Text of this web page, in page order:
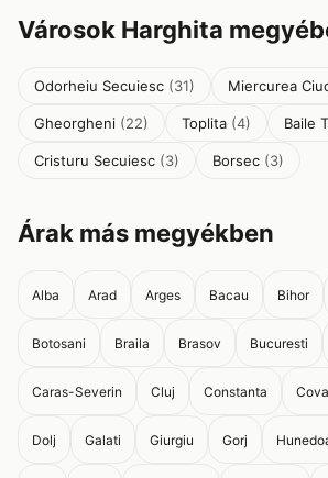
Városok Harghita
Odorheiu Secuiesc (31) Miercurea
Gheorgheni (22) Toplita (4) Baile
Cristuru Secuiesc (3) Borsec (3)
Árak más megyékben
Alba Arad Arges Bacau Bihor
Botosani Braila Brasov Bucuresti
Caras-Severin Cluj Constanta
Dolj Galati Giurgiu Gorj